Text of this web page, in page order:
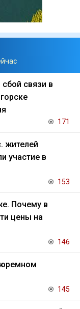
связи в
171
жителей
участие в
153
Почему в
цены на
146
145